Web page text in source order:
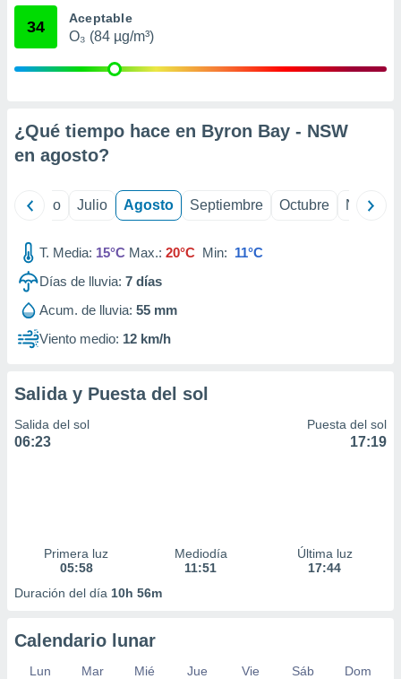
e
publicidad
1199
34 Aceptable
O₃ (84 µg/m³)
¿Qué tiempo hace en Byron Bay - NSW
en agosto?
Junio Julio Agosto Septiembre Octubre
T. Media: 15°C Max.: 20°C Min: 11°C
Días de lluvia: 7 días
Acum. de lluvia: 55 mm
Viento medio: 12 km/h
Salida y Puesta del sol
Salida del sol
06:23
Puesta del sol
17:19
Primera luz
05:58
Mediodía
11:51
Última luz
17:44
Duración del día 10h 56m
Calendario lunar
Lun Mar Mié Jue Vie Sáb
Dom